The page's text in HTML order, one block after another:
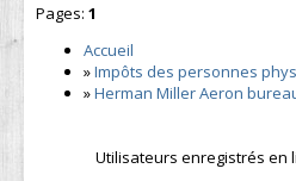
Pages: 1
Accueil
»Impôts des personnes
»Herman Miller Aeron
Utilisateurs enregistrés en